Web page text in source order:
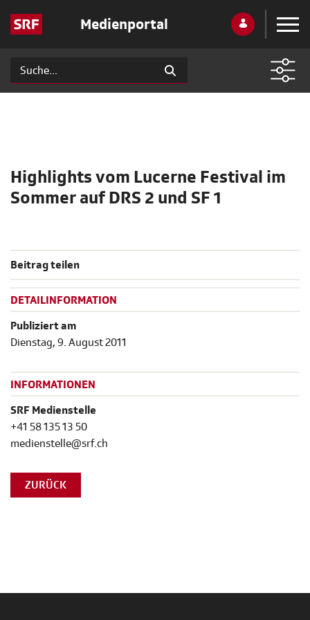
Medienportal
Highlights vom Lucerne Festival im
Sommer auf DRS 2 und SF 1
Beitrag teilen
DETAILINFORMATION
Publiziert am
Dienstag, 9. August 2011
INFORMATIONEN
SRF Medienstelle
+41 58 135 13 50
medienstelle@srf.ch
ZURÜCK